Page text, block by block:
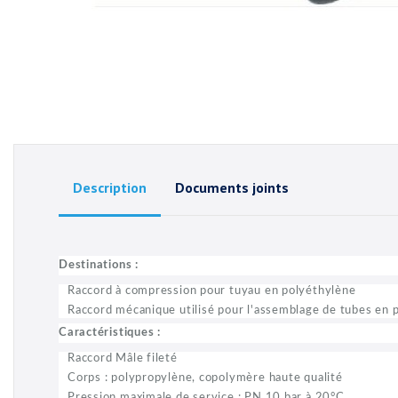
Description Documents joints
Destinations :
Raccord à compression pour tuyau en polyéthylène
Raccord mécanique utilisé pour l'assemblage de tubes en
Caractéristiques :
Raccord Mâle fileté
Corps : polypropylène, copolymère haute qualité